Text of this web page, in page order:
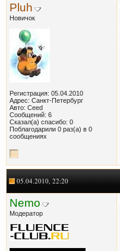
Pluh
Новичок
Регистрация: 05.04.2010
Адрес: Санкт-Петербург
Авто: Ceed
Сообщений: 6
Сказал(а) спасибо: 0
Поблагодарили 0 раз(а) в 0
сообщениях
05.04.2010, 22:20
Nemo
Модератор